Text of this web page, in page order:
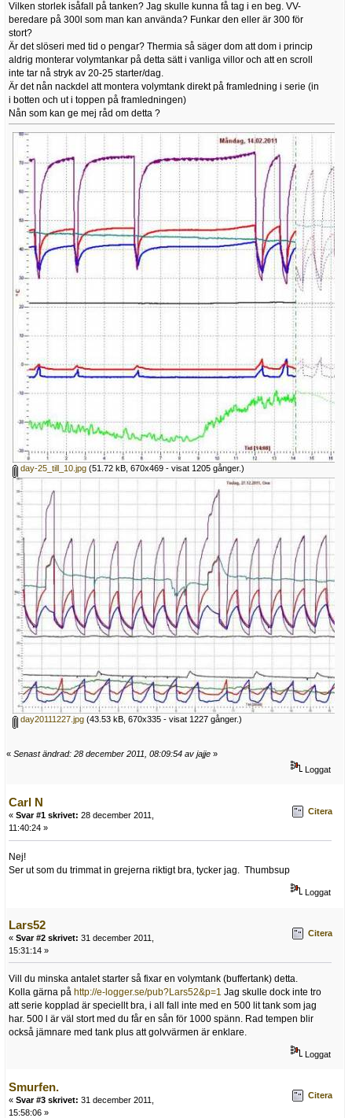
Vilken storlek isåfall på tanken? Jag skulle kunna få tag i en beg. VV-
beredare på 300l som man kan använda? Funkar den eller är 300 för
stort?
Är det slöseri med tid o pengar? Thermia så säger dom att dom i princip
aldrig monterar volymtankar på detta sätt i vanliga villor och att en scroll
inte tar nå stryk av 20-25 starter/dag.
Är det nån nackdel att montera volymtank direkt på framledning i serie (in
i botten och ut i toppen på framledningen)
Nån som kan ge mej råd om detta ?
day-25_till_10.jpg (51.72 kB, 670x469 - visat 1205 gånger.)
day20111227.jpg (43.53 kB, 670x335 - visat 1227 gånger.)
« Senast ändrad: 28 december 2011, 08:09:54 av jajje »
Loggat
Carl N
« Svar #1 skrivet: 28 december 2011,
11:40:24 »
Citera
Nej!
Ser ut som du trimmat in grejerna riktigt bra, tycker jag. Thumbsup
Loggat
Lars52
« Svar #2 skrivet: 31 december 2011,
15:31:14 »
Citera
Vill du minska antalet starter så fixar en volymtank (buffertank) detta.
Kolla gärna på http://e-logger.se/pub?Lars52&p=1 Jag skulle dock inte tro
att serie kopplad är speciellt bra, i all fall inte med en 500 lit tank som jag
har. 500 l är väl stort med du får en sån för 1000 spänn. Rad tempen blir
också jämnare med tank plus att golvvärmen är enklare.
Loggat
Smurfen.
« Svar #3 skrivet: 31 december 2011,
15:58:06 »
Citera